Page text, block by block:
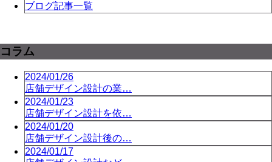
ブログ記事一覧
コラム
2024/01/26
店舗デザイン設計の業…
2024/01/23
店舗デザイン設計を依…
2024/01/20
店舗デザイン設計後の…
2024/01/17